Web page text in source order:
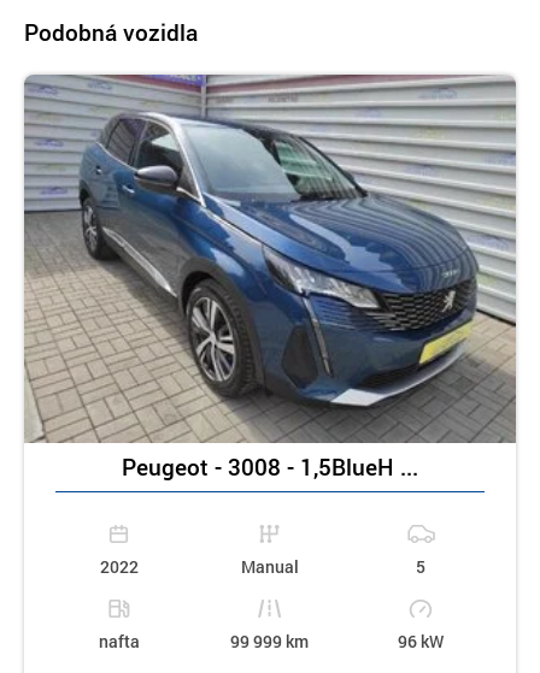
Podobná vozidla
Peugeot - 3008 - 1,5BlueH ...
2022 Manual 5
nafta 99 999 km 96 kW